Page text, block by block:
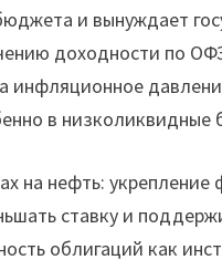
и вынуждает
доходности по
инфляционное
в низколиквидные
на нефть:
ставку и
облигаций как